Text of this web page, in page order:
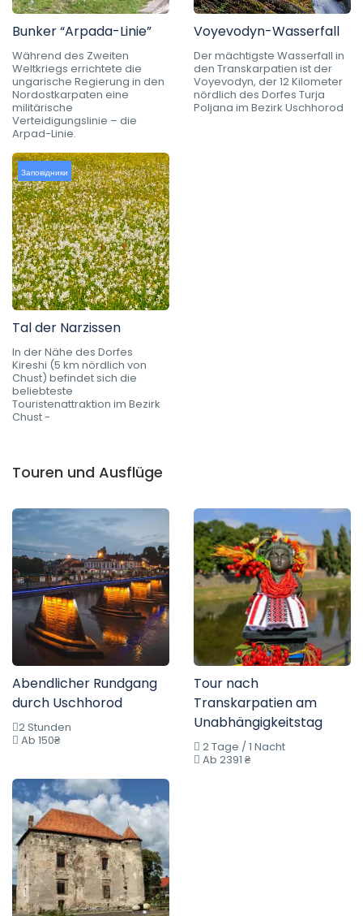
Bunker “Arpada-Linie”
Während des Zweiten
Weltkriegs errichtete die
ungarische Regierung in den
Nordostkarpaten eine
militärische
Verteidigungslinie – die
Arpad-Linie.
Voyevodyn-Wasserfall
Der mächtigste Wasserfall in
den Transkarpatien ist der
Voyevodyn, der 12 Kilometer
nördlich des Dorfes Turja
Poljana im Bezirk Uschhorod
Заповідники
Tal der Narzissen
In der Nähe des Dorfes
Kireshi (5 km nördlich von
Chust) befindet sich die
beliebteste
Touristenattraktion im Bezirk
Chust -
Touren und Ausflüge
Abendlicher Rundgang
durch Uschhorod
2 Stunden
Ab 150₴
Tour nach
Transkarpatien am
Unabhängigkeitstag
2 Tage / 1 Nacht
Ab 2391 ₴